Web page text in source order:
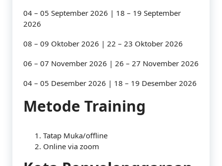
04 – 05 September 2026 | 18 – 19 September
2026
08 – 09 Oktober 2026 | 22 – 23 Oktober 2026
06 – 07 November 2026 | 26 – 27 November 2026
04 – 05 Desember 2026 | 18 – 19 Desember 2026
Metode Training
Tatap Muka/offline
Online via zoom